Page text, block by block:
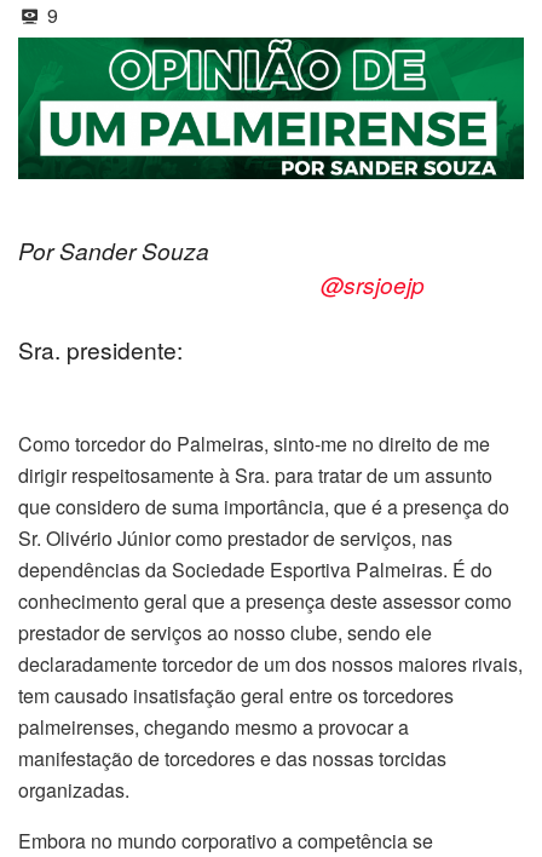
9
Por Sander Souza
@srsjoejp
Sra. presidente:
Como torcedor do Palmeiras, sinto-me no direito de me
dirigir respeitosamente à Sra. para tratar de um assunto
que considero de suma importância, que é a presença do
Sr. Olivério Júnior como prestador de serviços, nas
dependências da Sociedade Esportiva Palmeiras. É do
conhecimento geral que a presença deste assessor como
prestador de serviços ao nosso clube, sendo ele
declaradamente torcedor de um dos nossos maiores rivais,
tem causado insatisfação geral entre os torcedores
palmeirenses, chegando mesmo a provocar a
manifestação de torcedores e das nossas torcidas
organizadas.
Embora no mundo corporativo a competência se